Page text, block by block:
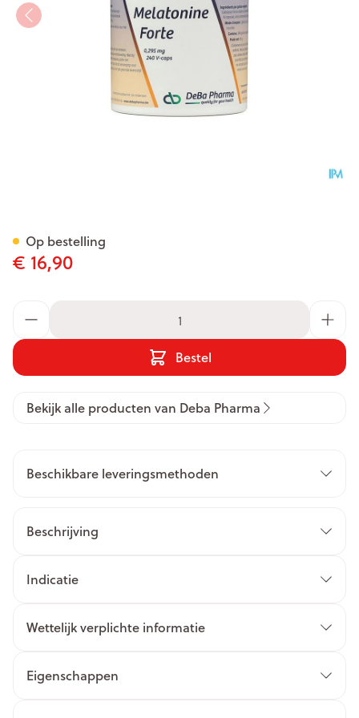
€ 16,90
Bestel
Op bestelling
Bekijk alle producten van Deba Pharma
Beschikbare leveringsmethoden
Beschrijving
Indicatie
Wettelijk verplichte informatie
Eigenschappen